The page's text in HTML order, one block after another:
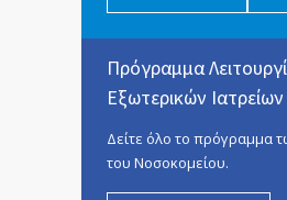
Πρόγραμμα
Εξωτερικών Ιατρείων
Δείτε όλο το πρόγραμμα
του Νοσοκομείου.